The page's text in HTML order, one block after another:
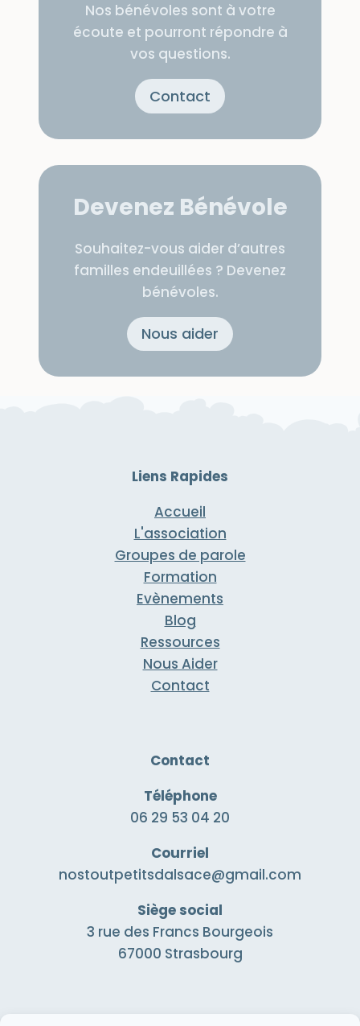
Nos bénévoles sont à votre
écoute et pourront répondre à
vos questions.
Contact
Devenez Bénévole
Souhaitez-vous aider d’autres
familles endeuillées ? Devenez
bénévoles.
Nous aider
Liens Rapides
Accueil
L'association
Groupes de parole
Formation
Evènements
Blog
Ressources
Nous Aider
Contact
Contact
Téléphone
06 29 53 04 20
Courriel
nostoutpetitsdalsace@gmail.com
Siège social
3 rue des Francs Bourgeois
67000 Strasbourg